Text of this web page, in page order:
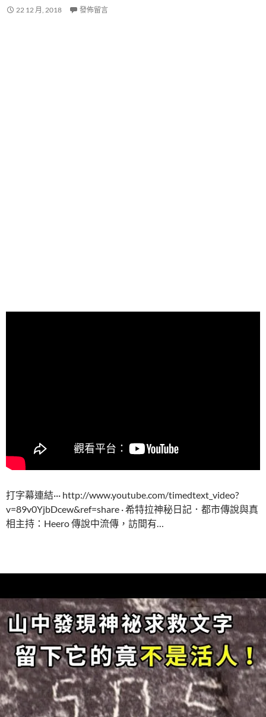
22 12 月, 2018 發佈留言
打字幕連結··· http://www.youtube.com/timedtext_video?
v=89v0YjbDcew&ref=share · 希特拉神秘日記．都市傳說與真
相主持：Heero 傳說中流傳，訪間有…